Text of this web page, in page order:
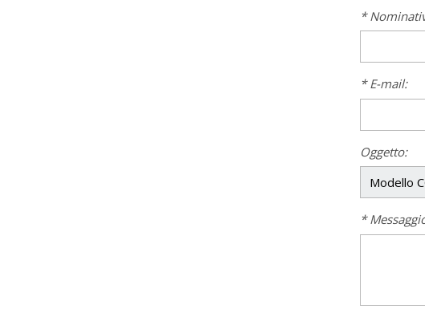
*
* E-mail:
Oggetto:
*